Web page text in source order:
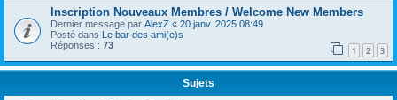
Inscription Nouveaux Membres / Welcome New Members
Dernier message par AlexZ « 20 janv. 2025 08:49
Posté dans Le bar des ami(e)s
Réponses : 73 1 2 3
Sujets